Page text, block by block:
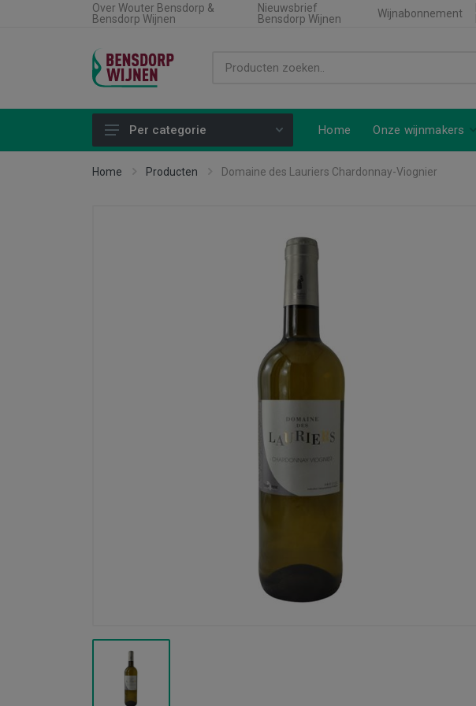
Over Wouter Bensdorp &
Bensdorp Wijnen
Nieuwsbrief
Bensdorp Wijnen
Wijnabonnement
Alle producten
Per categorie Home Onze wijnmakers
Home Producten Domaine des Lauriers Chardonnay-Viognier